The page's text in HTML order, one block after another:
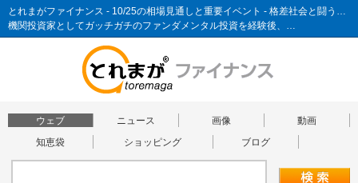
とれまがファイナンス - 10/25の相場見通しと重要イベント - 格差社会と闘う投資術
機関投資家としてガッチガチのファンダメンタル投資を経験後、…
ウェブ ニュース 画像
動画
知恵袋
ショッピング ブログ